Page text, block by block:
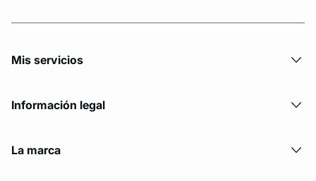
Mis servicios
Información legal
La marca